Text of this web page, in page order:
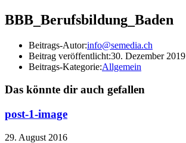
BBB_Berufsbildung_Baden
Beitrags-Autor:info@semedia.ch
Beitrag veröffentlicht:30. Dezember 2019
Beitrags-Kategorie:Allgemein
Das könnte dir auch gefallen
post-1-image
29. August 2016